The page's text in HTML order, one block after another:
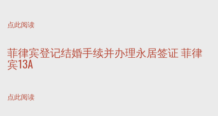
点此阅读
菲律宾登记结婚手续并办理永居签证 菲律
宾13A
点此阅读